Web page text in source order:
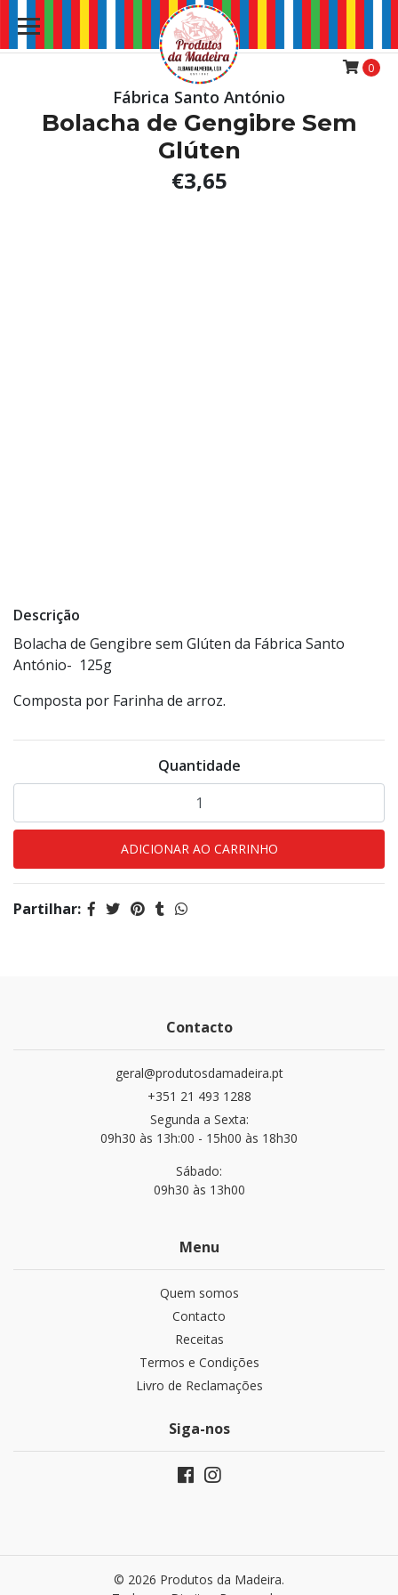
0
Fábrica Santo António
Bolacha de Gengibre Sem
Glúten
€3,65
Descrição
Bolacha de Gengibre sem Glúten da Fábrica Santo
António- 125g
Composta por Farinha de arroz.
Quantidade
Partilhar:
Contacto
geral@produtosdamadeira.pt
+351 21 493 1288
Segunda a Sexta:
09h30 às 13h:00 - 15h00 às 18h30
Sábado:
09h30 às 13h00
Menu
Quem somos
Contacto
Receitas
Termos e Condições
Livro de Reclamações
Siga-nos
© 2026 Produtos da Madeira.